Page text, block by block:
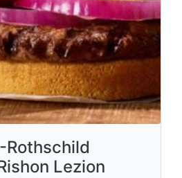
Rothschild
Lezion